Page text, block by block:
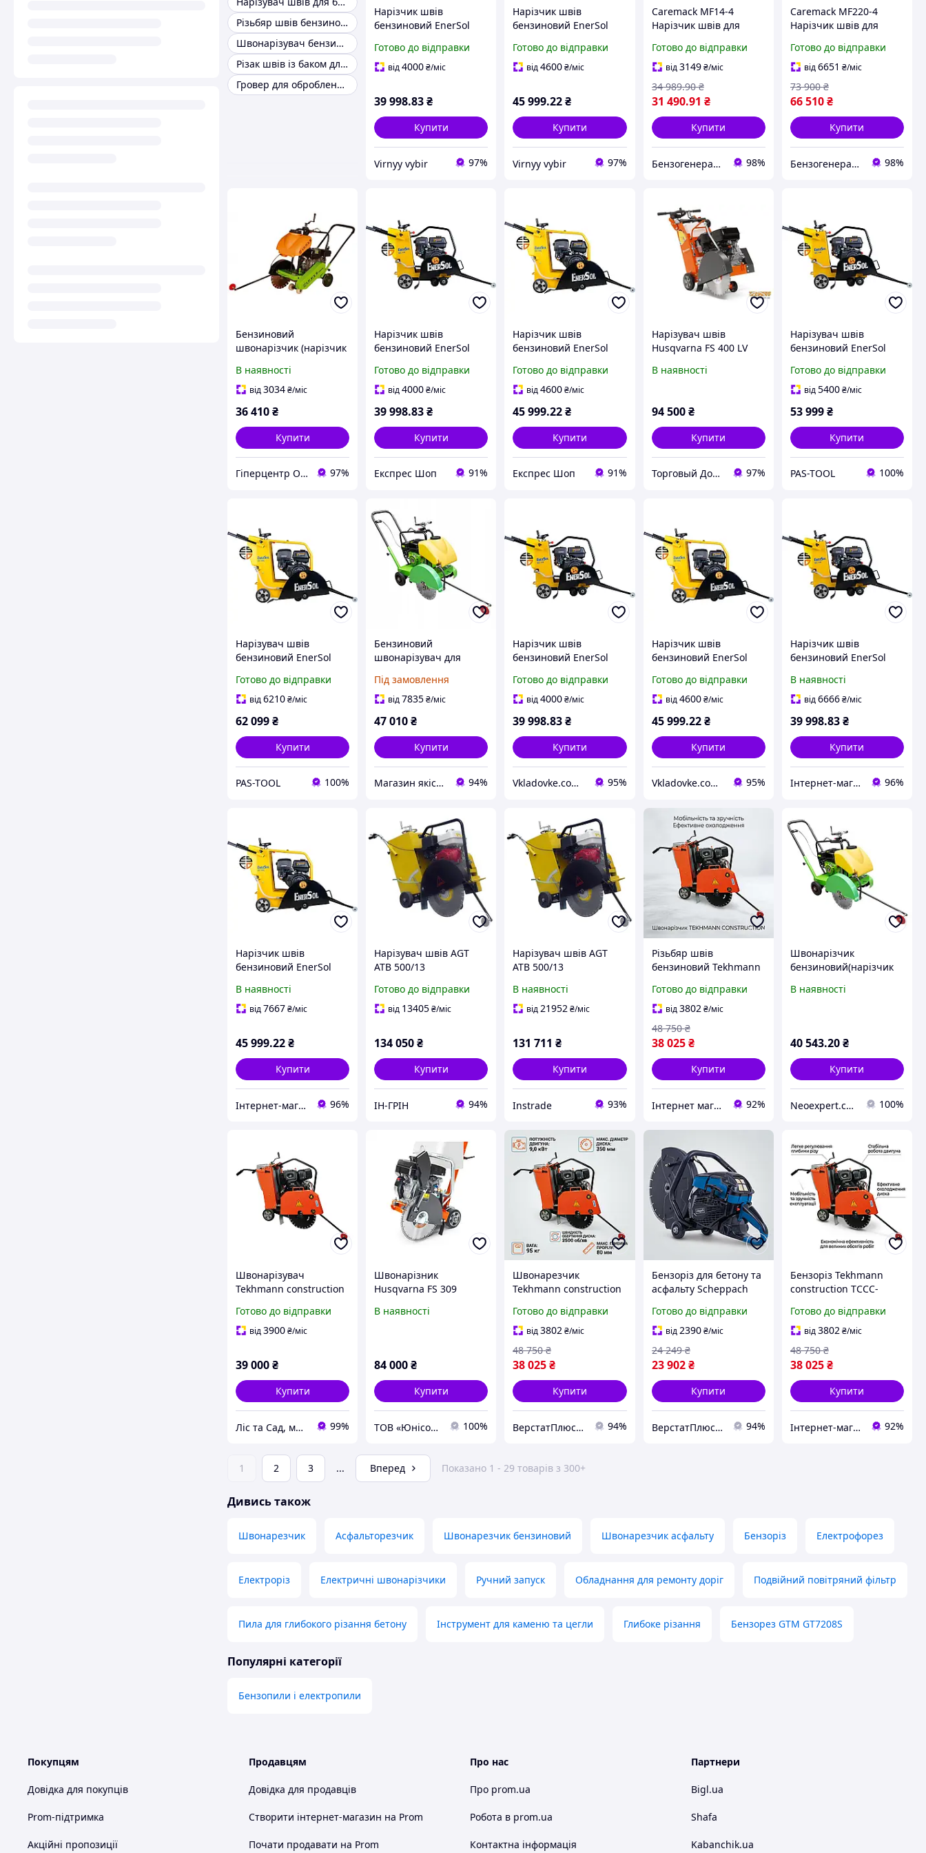
Різьбяр швів бензиновий
Швонарізувач бензиновий для бетону
Різак швів із баком для води
Гровер для оброблення швів на роликах
Нарізчик швів
бензиновий EnerSol
кВт глибина різу 110
мм вага 70 кг комплект
Готово до відправки
від4000₴/міс
39 998.83₴
Купити
Virnyy vybir 97%
Нарізчик швів
бензиновий EnerSol
9.6 кВт максимальна
глибина різу 180 мм
Готово до відправки
від4600₴/міс
45 999.22₴
Купити
Virnyy vybir 97%
Caremack MF14-4
Нарізчик швів для
Глибина різу до 9 см
Диск 350 мм Двигун
Honda
Готово до відправки
від3149 ₴/міс
31 490.91 ₴
34 989.90 ₴
Купити
Бензогенератор 98%
Caremack MF220-4
Нарізчик швів для
Глибина різу до 20 см
Диск 500 мм Двигун
Honda
Готово до відправки
від6651 ₴/міс
66 510₴
73 900 ₴
Купити
Бензогенератор 98%
Бензиновий
швонарізчик (нарізчик
В наявності
від3034₴/міс
36 410₴
Купити
Гіперцентр Одеса - електроінструмент, такелаж, торгове обладнання 97%
Нарізчик швів
бензиновий EnerSol
кВт глибина різу до 110
мм вага 70 кг
диска 350 мм
Готово до відправки
від4000₴/міс
39 998.83₴
Купити
Експрес Шоп 91%
Нарізчик швів
бензиновий EnerSol
9.6 кВт вага 125 кг
максимальний діаметр
глибина різу 180
Готово до відправки
від4600₴/міс
45 999.22₴
Купити
Експрес Шоп 91%
Нарізувач швів
Husqvarna FS 400 LV
В наявності
94 500 ₴
Купити
Торговый Дом "Техникс" 97%
Нарізувач швів
бензиновий EnerSol
Готово до відправки
від5400₴/міс
53 999₴
Купити
PAS-TOOL 100%
Нарізувач швів
бензиновий EnerSol
Готово до відправки
від6210₴/міс
62 099₴
Купити
PAS-TOOL 100%
Бензиновий
швонарізувач для
(нарізувач швів) Zipper
ZI-BES350Y 350 мм
Під замовлення
від7835₴/міс
47 010₴
Купити
Магазин якісного інструменту Tools Shop 24/7 94%
Нарізчик швів
бензиновий EnerSol
кВт максимальний
діаметр диска 350 мм
Готово до відправки
від4000₴/міс
39 998.83₴
Купити
Vkladovke.com.ua 95%
Нарізчик швів
бензиновий EnerSol
G420F потужність 9.6
кВт максимальна
Готово до відправки
від4600 ₴/міс
45 999.22 ₴
Купити
Vkladovke.com.ua 95%
Нарізчик швів
бензиновий EnerSol
В наявності
від6666₴/міс
39 998.83₴
Купити
Інтернет-магазин "Megainstrument" 96%
Нарізчик швів
бензиновий EnerSol
В наявності
від7667₴/міс
45 999.22₴
Купити
Інтернет-магазин "Megainstrument" 96%
Нарізувач швів AGT
ATB 500/13
Готово до відправки
від 13405₴/міс
134 050₴
Купити
ІН-ГРІН 94%
Нарізувач швів AGT
ATB 500/13
В наявності
від21952₴/міс
131 711 ₴
Купити
Instrade 93%
Різьбяр швів
бензиновий Tekhmann
14/420L, 12.24 кВт
Готово до відправки
від3802 ₴/міс
38 025 ₴
48 750 ₴
Купити
Інтернет магазин "pro100market" 92%
Швонарізчик
бензиновий(нарізчик
В наявності
40 543.20₴
Купити
Neoexpert.com.ua 100%
Швонарізувач
Tekhmann construction
Готово до відправки
від3900₴/міс
39 000₴
Купити
Ліс та Сад, магазин інструментів та садової техніки 99%
Швонарізник
Husqvarna FS 309
швів Husqvarna FS 309
В наявності
84 000₴
Купити
ТОВ «Юнісол Україна» - ЮНІСОЛ 100%
Швонарезчик
Tekhmann construction
кВт, глибина різу 80 мм
Готово до відправки
від3802₴/міс
38 025₴
48 750 ₴
Купити
ВерстатПлюс — верстати та обладнання 94%
Бензоріз для бетону та
асфальту Scheppach
Готово до відправки
від2390 ₴/міс
23 902 ₴
24 249 ₴
Купити
ВерстатПлюс — верстати та обладнання 94%
Бензоріз Tekhmann
construction TCCC-
12.24 кВт
Готово до відправки
від3802₴/міс
38 025₴
48 750 ₴
Купити
Інтернет-магазин ЕлектроХаус 92%
1 2 3 ... Вперед Показано 1 - 29 товарів з 300+
Дивись також
Швонарезчик Асфальторезчик Швонарезчик бензиновий Швонарезчик асфальту Бензоріз Електрофорез
Електроріз Електричні швонарізчики Ручний запуск Обладнання для ремонту доріг Подвійний повітряний фільтр
Пила для глибокого різання бетону Інструмент для каменю та цегли Глибоке різання Бензорез GTM GT7208S
Популярні категорії
Бензопили і електропили
Покупцям
Довідка для покупців
Prom-підтримка
Акційні пропозиції
Продавцям
Довідка для продавців
Створити інтернет-магазин на Prom
Почати продавати на Prom
Про нас
Про prom.ua
Робота в prom.ua
Контактна інформація
Партнери
Bigl.ua
Shafa
Kabanchik.ua